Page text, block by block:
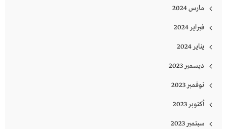
مارس 2024
فبراير 2024
يناير 2024
ديسمبر 2023
نوفمبر 2023
أكتوبر 2023
سبتمبر 2023